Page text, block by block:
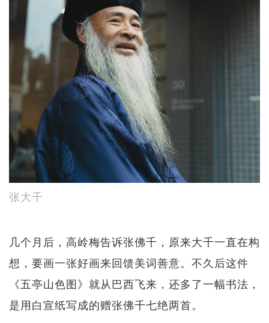
张大千
几个月后，高岭梅告诉张佛千，原来大千一直在构
想，要画一张好画来回馈美词善意。不久后这件
《五亭山色图》就从巴西飞来，还多了一幅书法，
是用白宣纸写成的赠张佛千七绝两首。